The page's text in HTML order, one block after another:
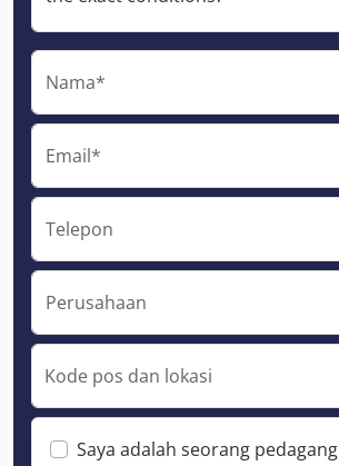
Nama*
Email*
Telepon
Perusahaan
Kode pos dan lokasi
Saya adalah seorang pedagang